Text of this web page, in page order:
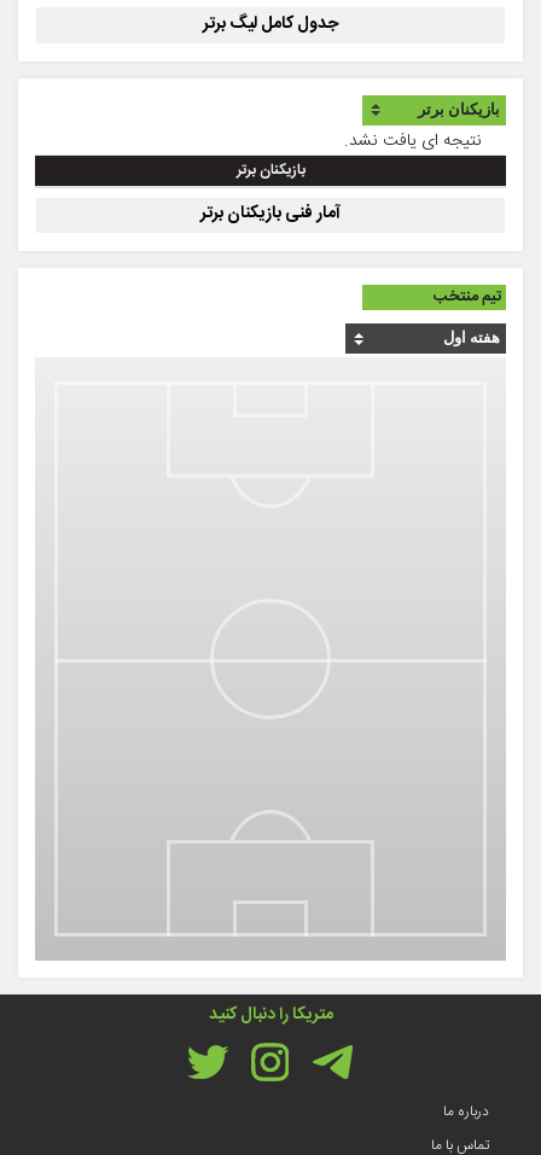
جدول کامل لیگ برتر
نتیجه ای یافت نشد.
بازیکنان برتر
آمار فنی بازیکنان برتر
تیم منتخب
متریکا را دنبال کنید
درباره ما
تماس با ما